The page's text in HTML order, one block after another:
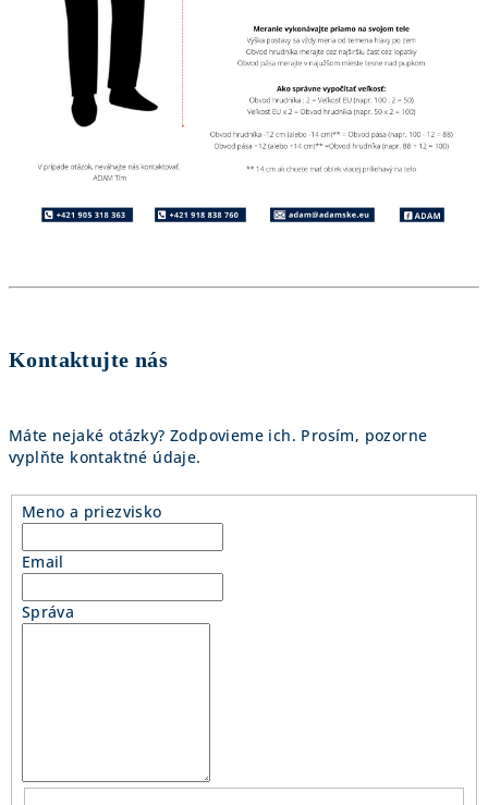
Kontaktujte nás
Máte nejaké otázky? Zodpovieme ich. Prosím, pozorne
vyplňte kontaktné údaje.
Meno a priezvisko
Email
Správa